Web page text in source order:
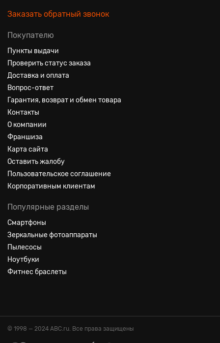
Заказать обратный звонок
Покупателю
Пункты выдачи
Проверить статус заказа
Доставка и оплата
Вопрос-ответ
Гарантия, возврат и обмен товара
Контакты
О компании
Франшиза
Карта сайта
Оставить жалобу
Пользовательское соглашение
Корпоративным клиентам
Популярные разделы
Смартфоны
Зеркальные фотоаппараты
Пылесосы
Ноутбуки
Фитнес браслеты
© 1998 — 2024 ABC.ru. Все права защищены